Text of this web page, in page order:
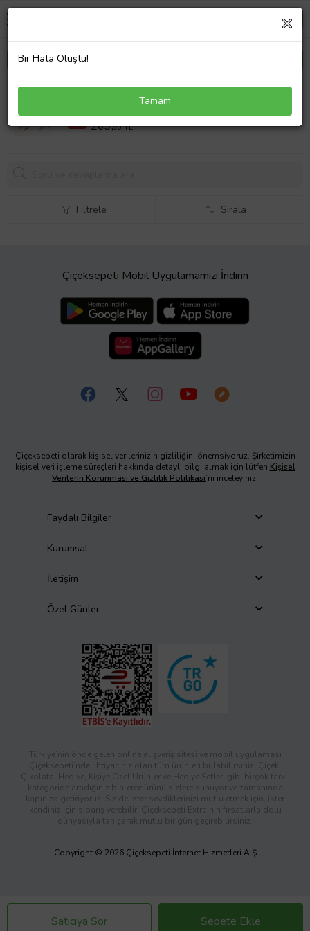
Özel Kutusunda Çelik Balon Harf Kolye - G
%10 299,90 TL
269,90 TL
Satıcıya Sor Sepete Ekle
Filtrele Sırala
Çiçeksepeti Mobil Uygulamamızı İndirin
Çiçeksepeti olarak kişisel verilerinizin gizliliğini önemsiyoruz. Şirketimizin
kişisel veri işleme süreçleri hakkında detaylı bilgi almak için lütfen Kişisel
Verilerin Korunması ve Gizlilik Politikası’nı inceleyiniz.
Faydalı Bilgiler
Kurumsal
İletişim
Özel Günler
Türkiye’nin önde gelen online alışveriş sitesi ve mobil uygulaması
Çiçeksepeti’nde, ihtiyacınız olan tüm ürünleri bulabilirsiniz. Çiçek,
Çikolata, Hediye, Kişiye Özel Ürünler ve Hediye Setleri gibi birçok farklı
kategoride aradığınız binlerce ürünü sizlere sunuyor ve zamanında
kapınıza getiriyoruz! Siz de ister sevdiklerinizi mutlu etmek için, ister
kendiniz için sipariş verebilir; Çiçeksepeti Extra’nın fırsatlarla dolu
dünyasıyla tanışarak mutlu bir gün geçirebilirsiniz.
Copyright © 2026 Çiçeksepeti İnternet Hizmetleri A.Ş
Bir Hata Oluştu!
Tamam